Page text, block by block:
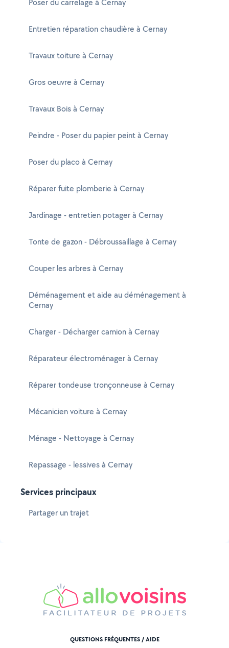
Poser du carrelage à Cernay
Entretien réparation chaudière à Cernay
Travaux toiture à Cernay
Gros oeuvre à Cernay
Travaux Bois à Cernay
Peindre - Poser du papier peint à Cernay
Poser du placo à Cernay
Réparer fuite plomberie à Cernay
Jardinage - entretien potager à Cernay
Tonte de gazon - Débroussaillage à Cernay
Couper les arbres à Cernay
Déménagement et aide au déménagement à
Cernay
Charger - Décharger camion à Cernay
Réparateur électroménager à Cernay
Réparer tondeuse tronçonneuse à Cernay
Mécanicien voiture à Cernay
Ménage - Nettoyage à Cernay
Repassage - lessives à Cernay
Services principaux
Partager un trajet
QUESTIONS FRÉQUENTES / AIDE